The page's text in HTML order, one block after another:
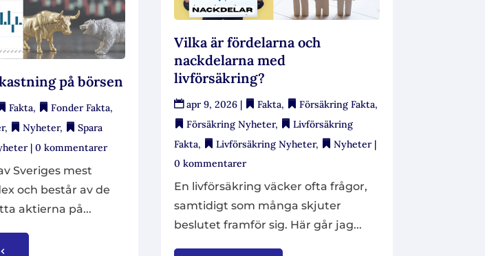
på börsen
Fakta, Fonder Fakta,
, Nyheter,
Spara
| 0 kommentarer
Sveriges mest
och består av de
aktierna på...
Vilka är fördelarna och
nackdelarna med
livförsäkring?
apr 9, 2026| Fakta, Försäkring Fakta,
Försäkring Nyheter,
Livförsäkring
Fakta, Livförsäkring Nyheter, Nyheter|
0 kommentarer
En livförsäkring väcker ofta frågor,
samtidigt som många skjuter
beslutet framför sig. Här går jag...